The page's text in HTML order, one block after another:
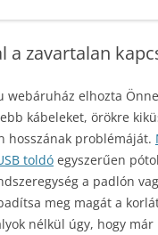
a zavartalan
webáruház elhozta
kábeleket, örökre
hosszának problémáját.
toldó egyszerűen
a padlón
meg magát a
nélkül úgy, hogy már